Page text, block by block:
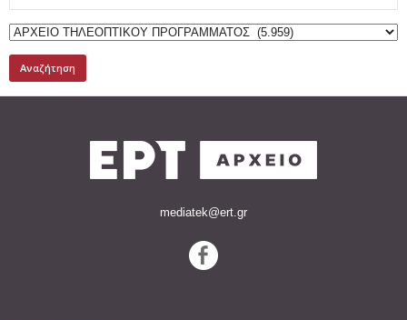
for:
mediatek@ert.gr